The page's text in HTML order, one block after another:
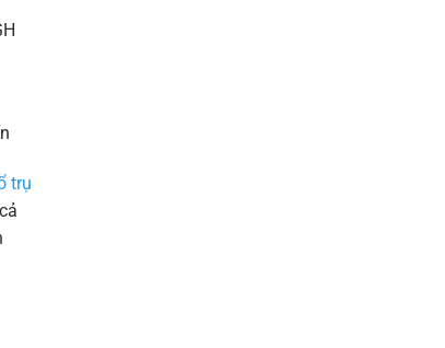
trụ